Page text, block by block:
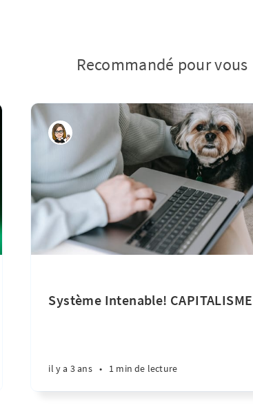
Recommandé pour vous
Système Intenable! CAPITALISME
il y a 3 ans • 1 min de lecture